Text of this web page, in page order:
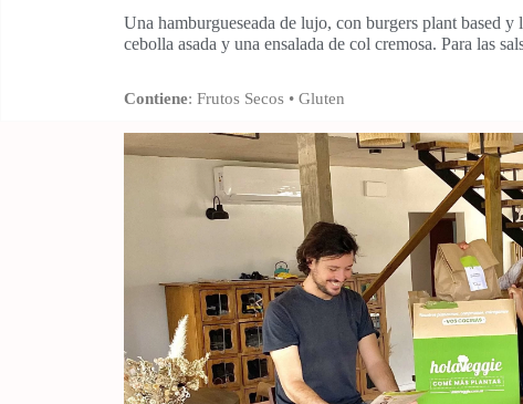
Una hamburgueseada de lujo, con burgers plant based
cebolla asada y una ensalada de col cremosa. Para las
Contiene: Frutos Secos • Gluten